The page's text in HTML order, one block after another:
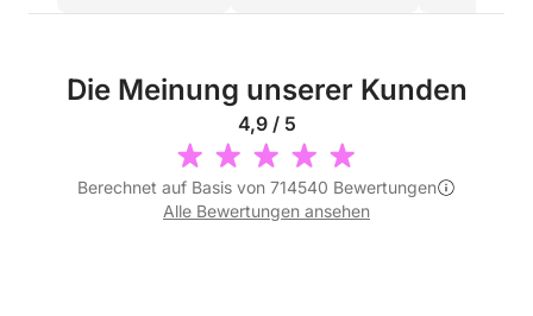
Die Meinung unserer Kunden
4,9 / 5
Berechnet auf Basis von 714540 Bewertungen
Alle Bewertungen ansehen